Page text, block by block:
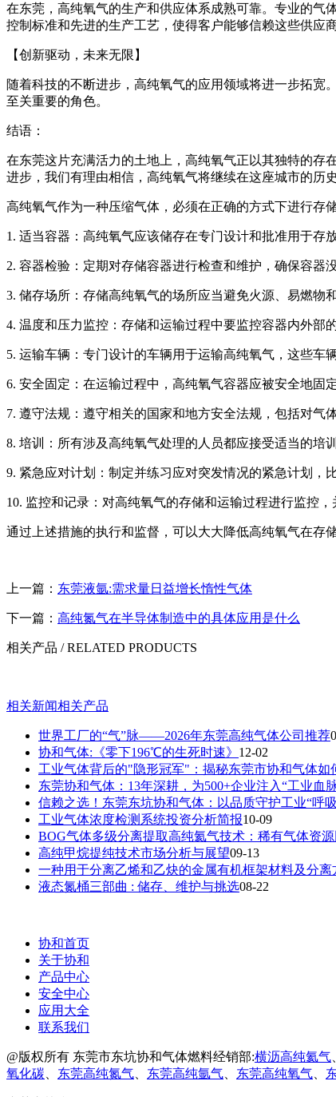
在东莞，高纯氧气的生产和供应体系成熟可靠。专业的气
控制标准和先进的生产工艺，使得客户能够信赖这些供应
【创新驱动，未来无限】
随着科技的不断进步，高纯氧气的应用领域将进一步拓
至关重要的角色。
结语：
在东莞这片充满活力的土地上，高纯氧气正以其独特的存
进步，我们有理由相信，高纯氧气将继续在这座城市的历
高纯氧气作为一种压缩气体，必须在正确的方式下进行存
1. 适当容器：高纯氧气应该储存在专门设计和批准用于存
2. 容器检验：定期对存储容器进行检查和维护，确保容器
3. 储存场所：存储高纯氧气的场所应当避免火源、易燃物
4. 温度和压力监控：存储和运输过程中要监控容器内外部
5. 运输车辆：专门设计的车辆用于运输高纯氧气，这些车
6. 安全固定：在运输过程中，高纯氧气容器应被安全地固
7. 遵守法规：遵守相关的国家和地方安全法规，包括对气
8. 培训：所有涉及高纯氧气处理的人员都应接受适当的培
9. 紧急应对计划：制定并练习应对突发情况的紧急计划，
10. 监控和记录：对高纯氧气的存储和运输过程进行监控
通过上述措施的执行和监督，可以大大降低高纯氧气在存
上一篇： 东莞液氩:需求量日益增长惰性气体
下一篇： 高纯氮气在半导体制造中的具体应用是什么
相关产品 / RELATED PRODUCTS
相关新闻相关产品
世界工厂的“气”脉——2026年东莞高纯气体公司推荐
协和气体:《零下196℃的生死时速》 12-02
工业气体背后的"隐形冠军"：揭秘东莞市协和气体
东莞协和气体：13年深耕，为500+企业注入“工业血
信赖之选！东莞东坑协和气体：以品质守护工业“呼
工业气体浓度检测系统投资分析简报10-09
BOG气体多级分离提取高纯氦气技术：稀有气体资
高纯甲烷提纯技术市场分析与展望09-13
一种用于分离乙烯和乙炔的金属有机框架材料及分离
液态氮桶三部曲 : 储存、维护与挑选08-22
协和首页
关于协和
产品中心
安全中心
应用大全
联系我们
@版权所有 东莞市东坑协和气体燃料经销部:横沥高纯氦气
氧化碳
东莞高纯氮气 东莞高纯氩气 东莞高纯氧气